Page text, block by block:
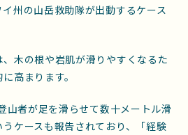
州の山岳救助隊が出動するケース
木の根や岩肌が滑りやすくなるた
高まります。
山者が足を滑らせて数十メートル滑
ケースも報告されており、「経験